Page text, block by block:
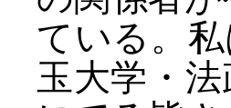
ている。
玉大学・